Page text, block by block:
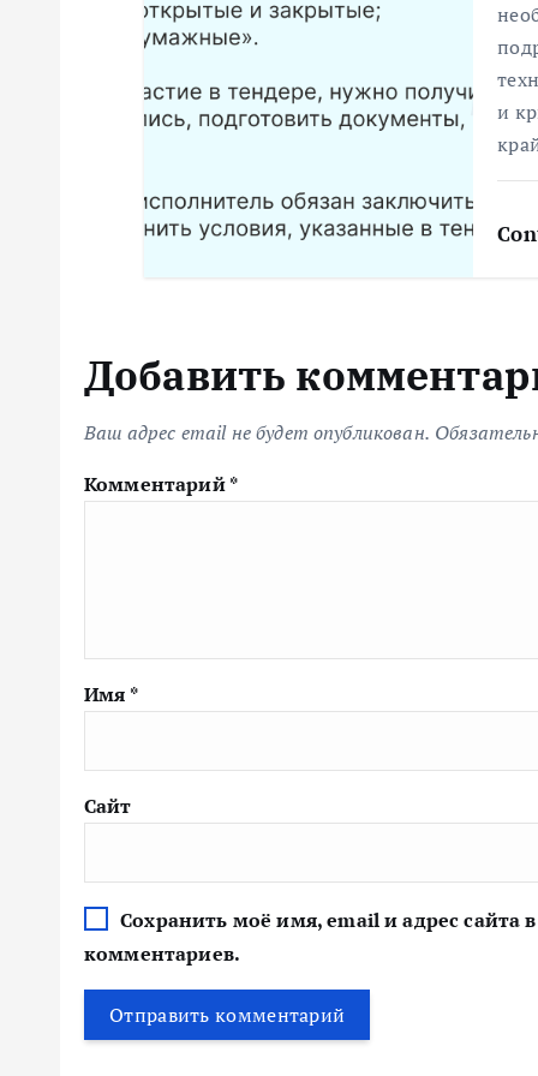
и
Добавить
Ваш адрес email не будет опубликован.
Комментарий*
Имя *
Сайт
Сохранить моё имя, email и адрес сайта
комментариев.